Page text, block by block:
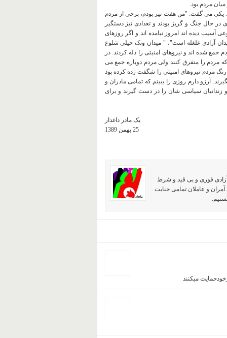
مردم بود.
یکی می گفت: "من هفت تیر بودم، برخی از مردم
حال جنگ و گریز بودند و تعدادی نیز دستگیر
دیده اند امروز نیامده اند و اگر روزهای
آزادی غلغله است"، " میدان ونک خیلی شلوغ
جمع شده اند و نیروهای امنیتی را ذله کردند. در
مردم را متفرق کنند ولی مردم دوباره جمع می
مردم نیروهای امنیتی را شگفت زده کرده بود
آرزو دارم روزی را ببینم که تمامی مادران و
سیاسی شان را در دست گیرند و برای
یک مادر داغدار
25 بهمن 1389
آزادی فوری و بی قید و شرط
و عاملان تمامی جنایت
میکنند